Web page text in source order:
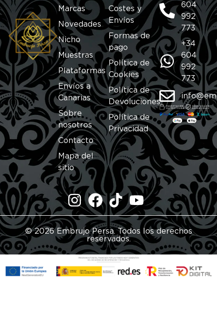
Marcas
Novedades
Nicho
Muestras
Plataformas
Envíos a
Canarias
Sobre
nosotros
Contacto
Mapa del
sitio
Costes y
Envíos
Formas de
pago
Política de
Cookies
Política de
Devoluciones
Política de
Privacidad
604
992
773
+34
604
992
773
© 2026 Embrujo Persa. Todos los derechos
reservados.